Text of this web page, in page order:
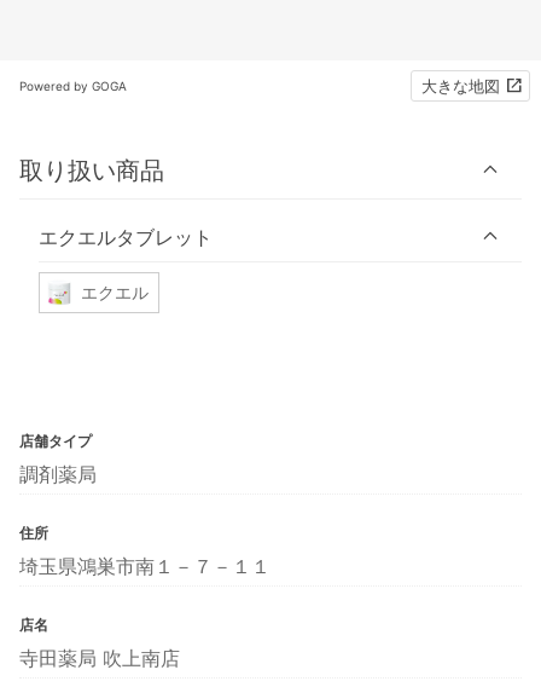
Powered by GOGA 大きな地図
取り扱い商品
エクエルタブレット
エクエル
店舗タイプ
調剤薬局
住所
埼玉県鴻巣市南１－７－１１
店名
寺田薬局 吹上南店